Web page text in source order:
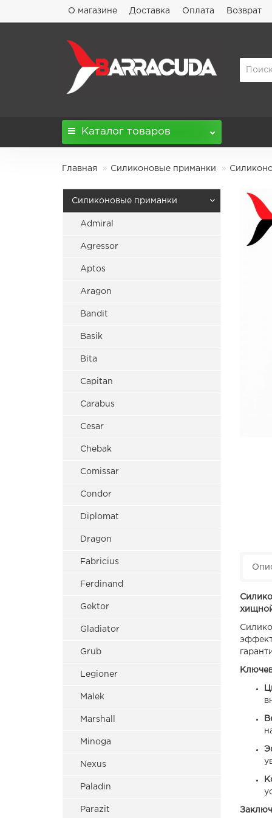
О магазине Доставка Оплата Возврат
Каталог товаров
Главная Силиконовые приманки
Силиконовые приманки
Admiral
Agressor
Aptos
Aragon
Bandit
Basik
Bita
Capitan
Carabus
Cesar
Chebak
Comissar
Condor
Diplomat
Dragon
Fabricius
Ferdinand
Gektor
Gladiator
Grub
Legioner
Malek
Marshall
Minoga
Nexus
Paladin
Parazit